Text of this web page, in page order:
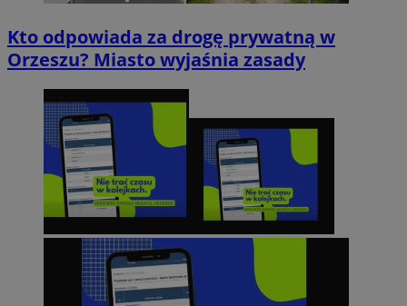
Kto odpowiada za drogę prywatną w
Orzeszu? Miasto wyjaśnia zasady